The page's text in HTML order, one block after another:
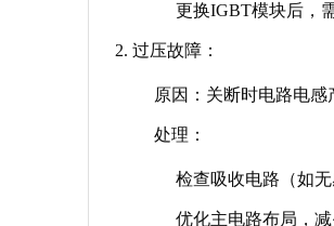
更换IGBT模块后，
过压故障 ：
原因 ：关断时电路电
处理 ：
检查吸收电路（如
优化主电路布局，